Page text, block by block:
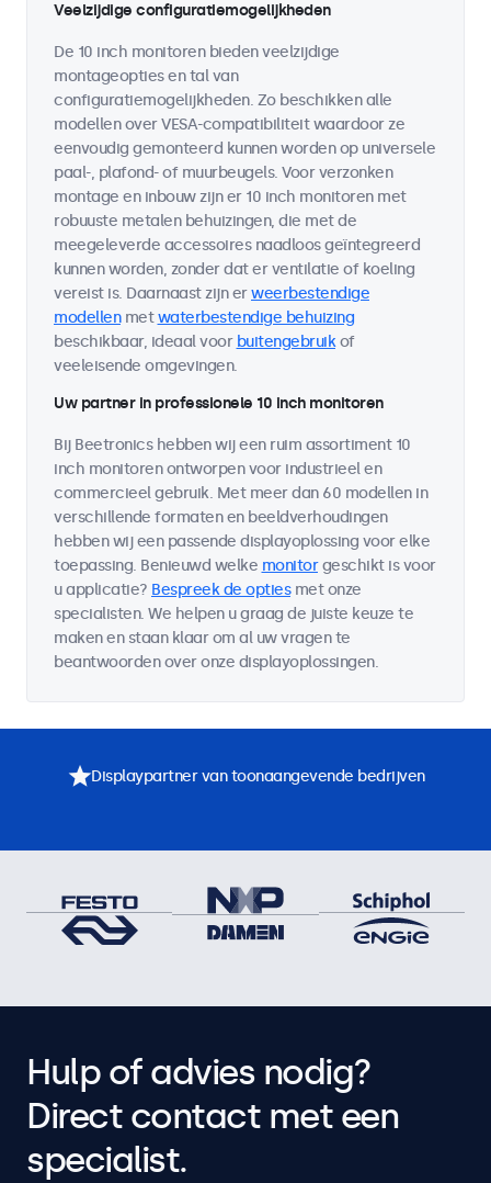
Veelzijdige configuratiemogelijkheden
De 10 inch monitoren bieden veelzijdige
montageopties en tal van
configuratiemogelijkheden. Zo beschikken alle
modellen over VESA-compatibiliteit waardoor ze
eenvoudig gemonteerd kunnen worden op universele
paal-, plafond- of muurbeugels. Voor verzonken
montage en inbouw zijn er 10 inch monitoren met
robuuste metalen behuizingen, die met de
meegeleverde accessoires naadloos geïntegreerd
kunnen worden, zonder dat er ventilatie of koeling
vereist is. Daarnaast zijn erweerbestendige
modellenmetwaterbestendige behuizing
beschikbaar, ideaal voor buitengebruikof
veeleisende omgevingen.
Uw partner in professionele 10 inch monitoren
Bij Beetronics hebben wij een ruim assortiment 10
inch monitoren ontworpen voor industrieel en
commercieel gebruik. Met meer dan 60 modellen in
verschillende formaten en beeldverhoudingen
hebben wij een passende displayoplossing voor elke
toepassing. Benieuwd welke monitorgeschikt is voor
u applicatie? Bespreek de optiesmet onze
specialisten. We helpen u graag de juiste keuze te
maken en staan klaar om al uw vragen te
beantwoorden over onze displayoplossingen.
Displaypartner van toonaangevende bedrijven
Hulp of advies nodig?
Direct contact met een
specialist.